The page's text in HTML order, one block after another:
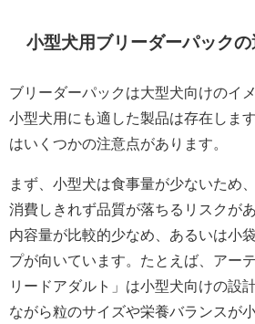
小型犬用ブリーダーパック
ブリーダーパックは大型犬向けのイ
小型犬用にも適した製品は存在しま
はいくつかの注意点があります。
まず、小型犬は食事量が少ないため
消費しきれず品質が落ちるリスクが
内容量が比較的少なめ、あるいは小
プが向いています。たとえば、アー
リードアダルト」は小型犬向けの設
ながら粒のサイズや栄養バランスが